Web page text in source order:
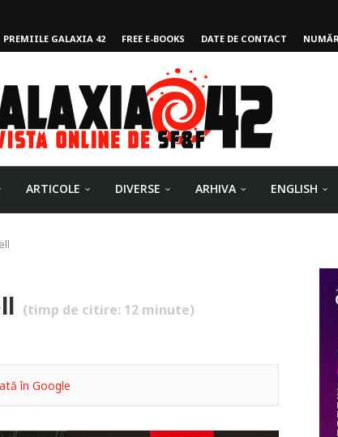
PREMIILE GALAXIA 42 FREE E-BOOKS DATE DE CONTACT
ARTICOLE DIVERSE ARHIVA ENGLISH
(timp de citire: 12 minute)
în Google